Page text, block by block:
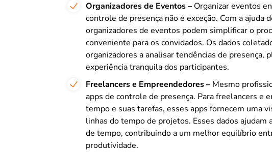
Organizadores de Eventos – Organizar eventos
controle de presença não é exceção. Com a ajuda
organizadores de eventos podem simplificar o
conveniente para os convidados. Os dados
organizadores a analisar tendências de
experiência tranquila dos participantes.
Freelancers e Empreendedores – Mesmo
apps de controle de presença. Para freelancers e
tempo e suas tarefas, esses apps fornecem uma
linhas do tempo de projetos. Esses dados
de tempo, contribuindo a um melhor equilíbrio
produtividade.